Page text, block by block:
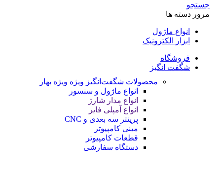
جستجو
مرور دسته ها
انواع ماژول
ابزار الکترونیک
فروشگاه
شگفت انگیز
محصولات شگفت‌انگیز ویژه ویژه بهار
انواع ماژول و سنسور
انواع مدار شارژ
انواع آمپلی فایر
پرینتر سه بعدی و CNC
مینی کامپیوتر
قطعات کامپیوتر
دستگاه سفارشی